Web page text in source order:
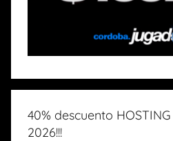
40% descuento
2026!!!